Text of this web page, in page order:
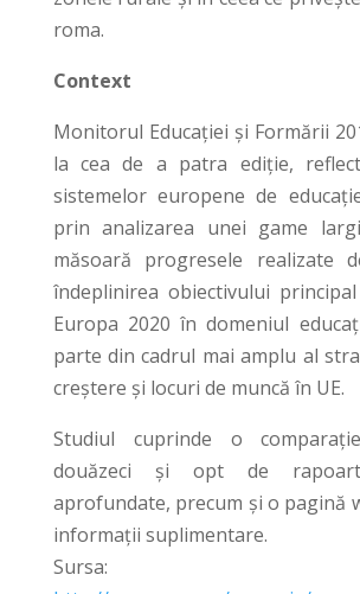
roma.
Context
Monitorul Educației și Formării
la cea de a patra ediție,
sistemelor europene de
prin analizarea unei game
măsoară progresele realizate
îndeplinirea obiectivului
Europa 2020 în domeniul
parte din cadrul mai amplu al
creștere și locuri de muncă în UE.
Studiul cuprinde o
douăzeci și opt de
aprofundate, precum și o pagină
informații suplimentare.
Sursa: